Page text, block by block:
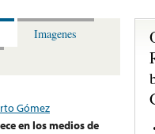
Imagenes
Gómez
en los medios de